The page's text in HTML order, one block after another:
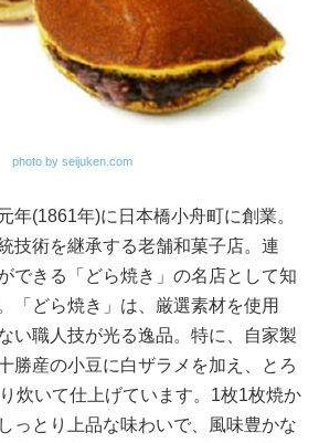
photo by seijuken.com
年(1861年)に日本橋小舟町に創業。
技術を継承する老舗和菓子店。連
できる「どら焼き」の名店として知
「どら焼き」は、厳選素材を使用
い職人技が光る逸品。特に、自家製
勝産の小豆に白ザラメを加え、とろ
炊いて仕上げています。1枚1枚焼か
っとり上品な味わいで、風味豊かな